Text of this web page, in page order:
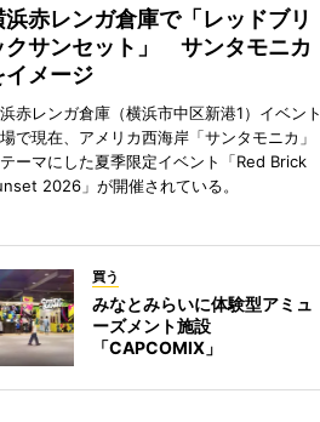
浜赤レンガ倉庫で「レッドブリ
クサンセット」 サンタモニカ
イメージ
赤レンガ倉庫（横浜市中区新港1）イベント
で現在、アメリカ西海岸「サンタモニカ」
ーマにした夏季限定イベント「Red Brick
2026」が開催されている。
買う
みなとみらいに体験型アミュ
ーズメント施設
「CAPCOMIX」